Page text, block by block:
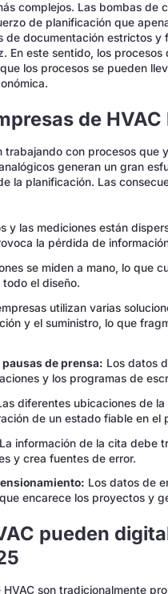
complejos. Las bombas de
de planificación que
de documentación estrictos y
En este sentido, los procesos
los procesos se pueden
de
trabajando con procesos que
generan un gran
la planificación. Las
y las mediciones están
la pérdida de
se miden a mano, lo que
el diseño.
utilizan varias
y el suministro, lo que
de prensa: Los datos
y los programas de
diferentes ubicaciones de
de un estado fiable en el
La información de la cita debe
y crea fuentes de error.
Los datos de
encarece los proyectos y
pueden
son tradicionalmente